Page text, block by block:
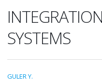
SYSTEMS
GULER Y.